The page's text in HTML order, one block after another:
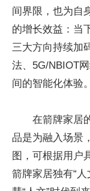
间界限，也为自
的增长效益：当
三大方向持续加
法、5G/NBIOT
间的智能化体验。
在箭牌家居
品是为融入场景
图，可根据用
箭牌家居独有“